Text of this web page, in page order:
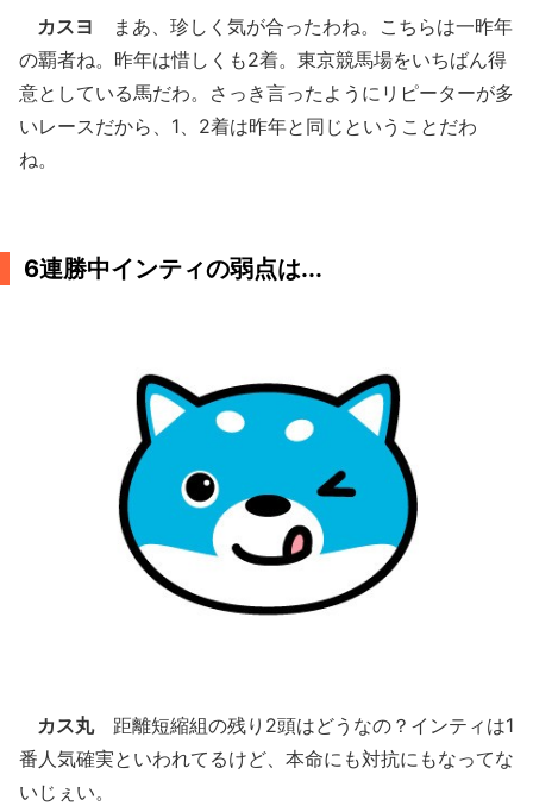
カスヨ まあ、珍しく気が合ったわね。こちらは一昨年
の覇者ね。昨年は惜しくも2着。東京競馬場をいちばん得
意としている馬だわ。さっき言ったようにリピーターが多
いレースだから、1、2着は昨年と同じということだわ
ね。
6連勝中インティの弱点は...
カス丸距離短縮組の残り2頭はどうなの？インティは1
番人気確実といわれてるけど、本命にも対抗にもなってな
いじぇい。